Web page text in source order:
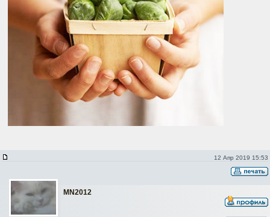
12 Апр 2019 15:53
MN2012